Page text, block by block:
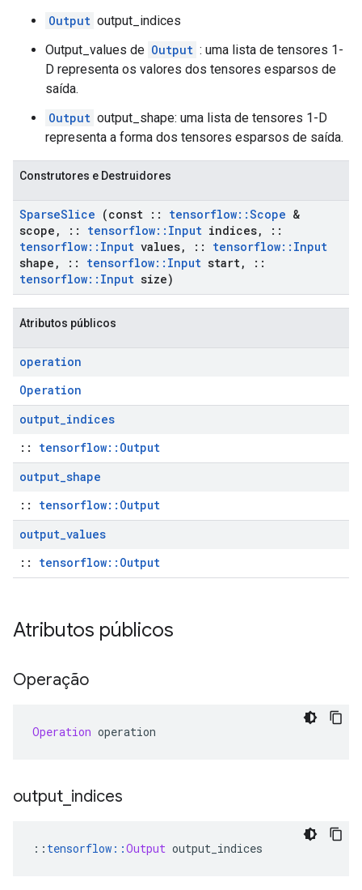
Output output_indices
Output_values ​​de Output : uma lista de tensores 1-
D representa os valores dos tensores esparsos de
saída.
Output output_shape: uma lista de tensores 1-D
representa a forma dos tensores esparsos de saída.
Construtores e Destruidores
SparseSlice (const :: tensorflow::Scope &
scope , :: tensorflow:: Input indices,
::
tensorflow:: Input values, :: tensorflow:: Input
shape , :: tensorflow:: Input start,
::
tensorflow:: Input size)
Atributos públicos
operation
Operation
output_indices
:: tensorflow::Output
output_shape
:: tensorflow::Output
output_values
:: tensorflow::Output
Atributos públicos
Operação
Operation operation
output indices
:: tensorflow ::Output output_indices